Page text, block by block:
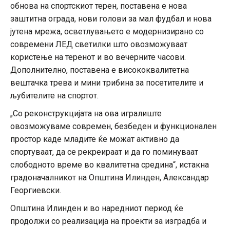
обнова на спортскиот терен, поставена е нова
заштитна ограда, нови голови за мал фудбал и нова
јутена мрежа, осветлувањето е модернизирано со
современи ЛЕД светилки што овозможуваат
користење на теренот и во вечерните часови.
Дополнително, поставена е висококвалитетна
вештачка трева и мини трибина за посетителите и
љубителите на спортот.
„Со реконструкцијата на ова игралиште
овозможуваме современ, безбеден и функционален
простор каде младите ќе можат активно да
спортуваат, да се рекреираат и да го поминуваат
слободното време во квалитетна средина“, истакна
градоначалникот на Општина Илинден, Александар
Георгиевски.
Општина Илинден и во наредниот период ќе
продолжи со реализација на проекти за изградба и